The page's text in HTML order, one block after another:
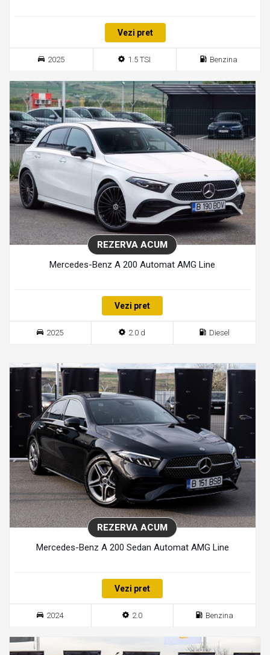
Vezi pret
2025 1.5 TSI Benzina
REZERVA ACUM
Mercedes-Benz A 200 Automat AMG Line
Vezi pret
2025 2.0 d Diesel
REZERVA ACUM
Mercedes-Benz A 200 Sedan Automat AMG Line
Vezi pret
2024 2.0 Benzina